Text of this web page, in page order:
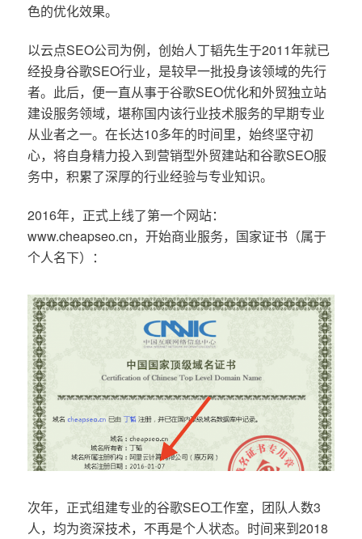
色的优化效果。
以云点SEO公司为例，创始人丁韬先生于2011年就已
经投身谷歌SEO行业，是较早一批投身该领域的先行
者。此后，便一直从事于谷歌SEO优化和外贸独立站
建设服务领域，堪称国内该行业技术服务的早期专业
从业者之一。在长达10多年的时间里，始终坚守初
心，将自身精力投入到营销型外贸建站和谷歌SEO服
务中，积累了深厚的行业经验与专业知识。
2016年，正式上线了第一个网站：
www.cheapseo.cn，开始商业服务，国家证书（属于
个人名下）：
次年，正式组建专业的谷歌SEO工作室，团队人数3
人，均为资深技术，不再是个人状态。时间来到2018